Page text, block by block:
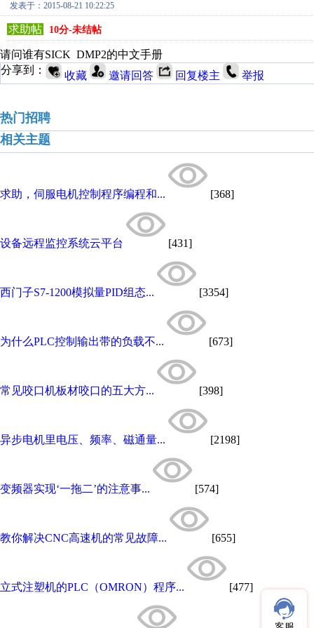
发表于：2015-08-21 10:22:25
求助帖 10分-未结帖
请问谁有SICK DMP2的中文手册
分享到：
收藏 邀请回答 回复楼主 举报
热门招聘
相关主题
求助，伺服电机控制程序编程和... [368]
设备远程监控系统云平台 [431]
西门子S7-1200模拟量PID组态... [3354]
为什么PLC控制输出带的负载不... [673]
常见咬口机板材咬口的五大方... [398]
异步电机里电压、频率、磁通量... [2198]
变频器实现‘一拖二’的注意事... [574]
教你解决CNC高速机的常见故障... [655]
立式注塑机的PLC（OMRON）程序... [477]